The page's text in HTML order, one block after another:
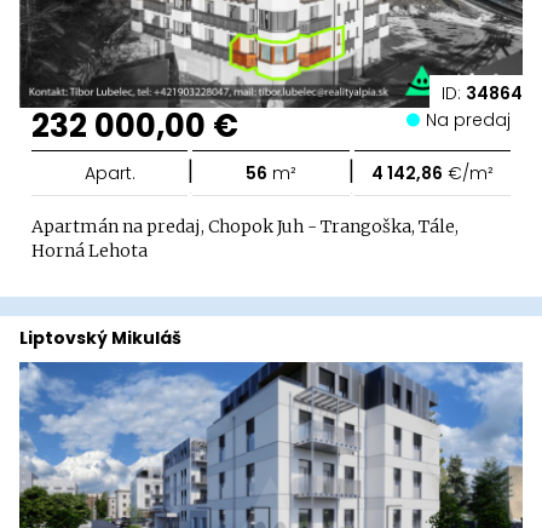
ID: 34864
232 000,00 € Na predaj
Apart. | 56 m² | 4 142,86 €/m²
Apartmán na predaj, Chopok Juh - Trangoška, Tále,
Horná Lehota
Liptovský Mikuláš